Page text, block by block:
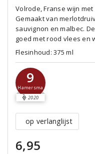
Volrode, Franse wijn
Gemaakt van
sauvignon en malbec.
goed met rood vlees en
Flesinhoud: 375 ml
9
Hamersma
2020
op verlanglijst
6,95